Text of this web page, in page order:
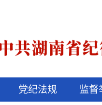
党纪法规 监督